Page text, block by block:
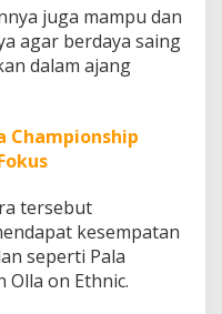
juga mampu dan
agar berdaya saing
dalam ajang
Championship
tersebut
kesempatan
seperti Pala
Olla on Ethnic.